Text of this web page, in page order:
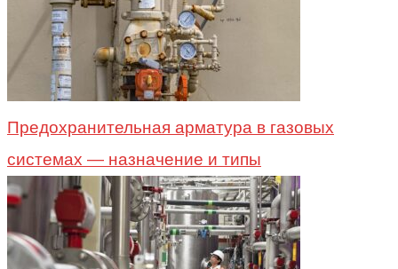
Предохранительная арматура в газовых
системах — назначение и типы